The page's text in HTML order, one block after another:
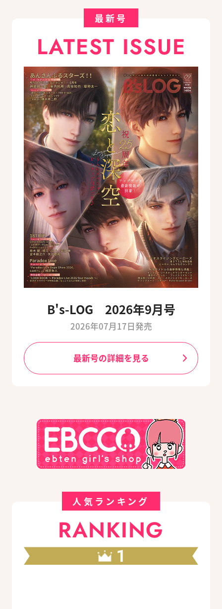
最新号
LATEST ISSUE
B's-LOG 2026年9月号
2026年07月17日発売
最新号の詳細を見る
人気ランキング
RANKING
1